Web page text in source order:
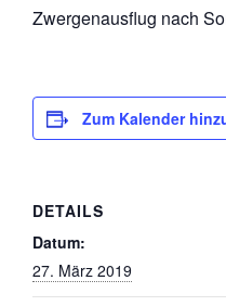
Zwergenausflug nach
Zum Kalender
DETAILS
Datum:
27. März 2019